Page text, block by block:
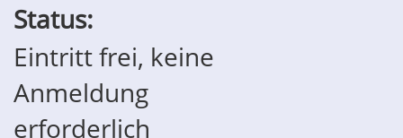
Status:
Eintritt frei, keine
Anmeldung
erforderlich